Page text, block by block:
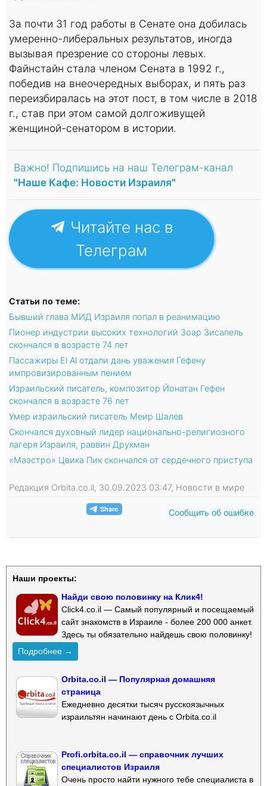
За почти 31 год работы в Сенате она добилась
умеренно-либеральных результатов, иногда
вызывая презрение со стороны левых.
Файнстайн стала членом Сената в 1992 г.,
победив на внеочередных выборах, и пять раз
переизбиралась на этот пост, в том числе в 2018
г., став при этом самой долгоживущей
женщиной-сенатором в истории.
Важно! Подпишись на наш Телеграм-канал
"Наше Кафе: Новости Израиля"
Читайте нас в
Телеграм
Статьи по теме:
Бывший глава МИД Израиля попал в реанимацию
Пионер индустрии высоких технологий Зоар Зисапель
скончался в возрасте 74 лет
Пассажиры El Al отдали дань уважения Гефену
импровизированным пением
Израильский писатель, композитор Йонатан Гефен
скончался в возрасте 76 лет
Умер израильский писатель Меир Шалев
Скончался духовный лидер национально-религиозного
лагеря Израиля, раввин Друкман
«Маэстро» Цвика Пик скончался от сердечного приступа
Редакция Orbita.co.il, 30.09.2023 03:47, Новости в мире
Сообщить об ошибке
Наши проекты:
Найди свою половинку на Клик4!
Click4.co.il — Самый популярный и посещаемый
сайт знакомств в Израиле - более 200 000 анкет.
Здесь ты обязательно найдешь свою половинку!
Подробнее →
Orbita.co.il — Популярная домашняя
страница
Ежедневно десятки тысяч русскоязычных
израильтян начинают день с Orbita.co.il
Profi.orbita.co.il — справочник лучших
специалистов Израиля
Очень просто найти нужного тебе специалиста в